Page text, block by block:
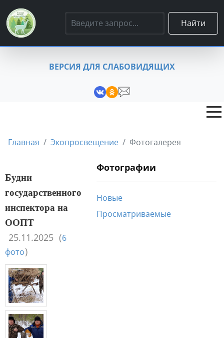
Найти
ВЕРСИЯ ДЛЯ СЛАБОВИДЯЩИХ
Главная Экопросвещение Фотогалерея
Фотографии
Новые
Просматриваемые
Будни
государственного
инспектора на
ООПТ
25.11.2025 (6
фото)